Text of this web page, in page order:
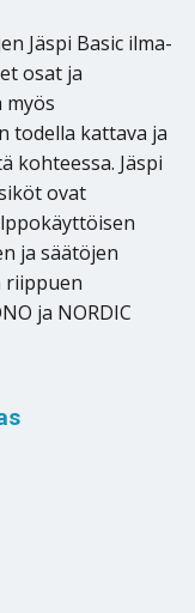
Jäspi Basic ilma-
osat ja
todella kattava ja
kohteessa. Jäspi
ovat
ja säätöjen
riippuen
ja NORDIC